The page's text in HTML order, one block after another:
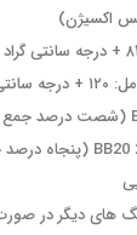
های دیگر در